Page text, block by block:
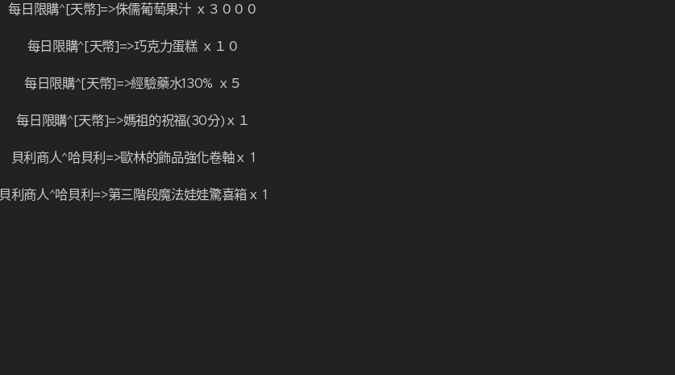
每日限購^[天幣]=>侏儒葡萄果汁 ｘ３０００
每日限購^[天幣]=>巧克力蛋糕 ｘ１０
每日限購^[天幣]=>經驗藥水130% ｘ５
每日限購^[天幣]=>媽祖的祝福(30分)ｘ１
貝利商人^哈貝利=>歐林的飾品強化卷軸ｘ 1
貝利商人^哈貝利=>第三階段魔法娃娃驚喜箱ｘ 1